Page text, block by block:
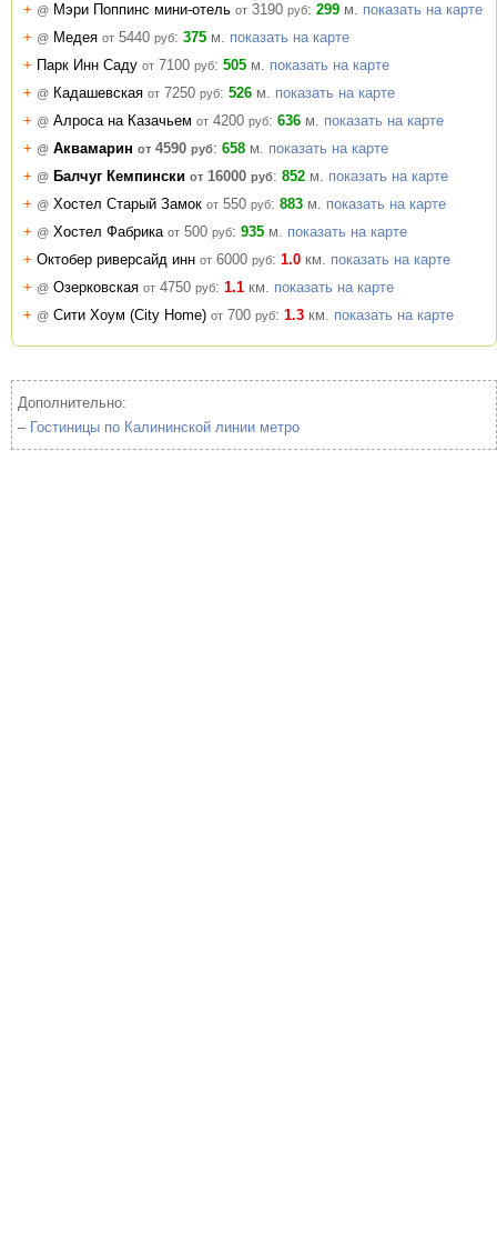
+ @ Мэри Поппинс мини-отель от 3190 руб: 299 м. показать на карте
+ @ Медея от 5440 руб: 375 м. показать на карте
+ Парк Инн Саду от 7100 руб: 505 м. показать на карте
+ @ Кадашевская от 7250 руб: 526 м. показать на карте
+ @ Алроса на Казачьем от 4200 руб: 636 м. показать на карте
+ @ Аквамарин от 4590 руб: 658 м. показать на карте
+ @ Балчуг Кемпински от 16000 руб: 852 м. показать на карте
+ @ Хостел Старый Замок от 550 руб: 883 м. показать на карте
+ @ Хостел Фабрика от 500 руб: 935 м. показать на карте
+ Октобер риверсайд инн от 6000 руб: 1.0 км. показать на карте
+ @ Озерковская от 4750 руб: 1.1 км. показать на карте
+ @ Сити Хоум (City Home) от 700 руб: 1.3 км. показать на карте
Дополнительно:
– Гостиницы по Калининской линии метро